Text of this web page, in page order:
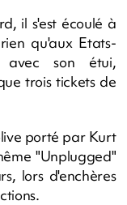
il s'est écoulé à
qu'aux Etats-
son étui,
trois tickets de
porté par Kurt
"Unplugged"
lors d'enchères